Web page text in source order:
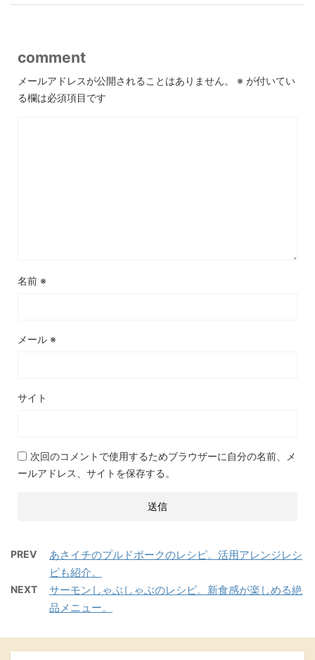
comment
メールアドレスが公開されることはありません。 ※ が付いてい
る欄は必須項目です
名前 ※
メール ※
サイト
次回のコメントで使用するためブラウザーに自分の名前、メ
ールアドレス、サイトを保存する。
PREV
あさイチのプルドポークのレシピ。活用アレンジレシ
ピも紹介。
NEXT
サーモンしゃぶしゃぶのレシピ。新食感が楽しめる絶
品メニュー。